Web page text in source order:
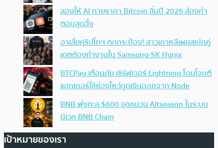
ลองให้ AI ทายราคา Bitcoin สิ้นปี 2026 ส่องคำ
ตอบสุดอึ้ง
อาเสี่ยคริปโทฯ ตกกระป๋อง! สาวเกาหลีเผยสเปกคู่
เดตต้องทำงานใน Samsung-SK Hynix
BTCPay เตือนภัย เซิร์ฟเวอร์ Lightning โดนโจมตี
แฮกเกอร์ใช้ช่องโหว่ดูดเงินออกจาก Node
BNB พุ่งทะลุ $600 จุดชนวน Altseason ในระบบ
นิเวศ BNB Chain
เป้าหมายของเรา